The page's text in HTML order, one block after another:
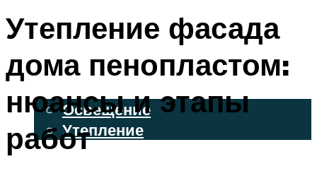
ФАСАДНЫЙ САЙДИНГ
ОСВЕЩЕНИЕ И УТЕПЛЕНИЕ
Освещение
Утепление
Утепление фасада
дома пенопластом:
нюансы и этапы
работ